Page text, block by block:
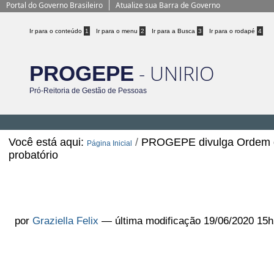
Portal do Governo Brasileiro Atualize sua Barra de Governo
Ir para o conteúdo 1 Ir para o menu 2 Ir para a Busca 3 Ir para o rodapé 4
PROGEPE - UNIRIO
Pró-Reitoria de Gestão de Pessoas
Você está aqui: Página Inicial / PROGEPE divulga
probatório
porGraziella Felix — última modificação 19/06/2020